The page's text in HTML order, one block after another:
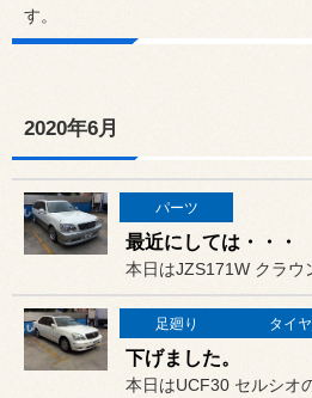
す。
2020年6月
パーツ
最近にしては・・・
足廻り タイヤ
下げました。